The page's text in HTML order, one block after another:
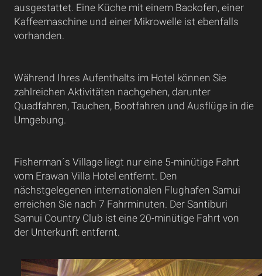
ausgestattet. Eine Küche mit einem Backofen, einer
Kaffeemaschine und einer Mikrowelle ist ebenfalls
vorhanden.
Während Ihres Aufenthalts im Hotel können Sie
zahlreichen Aktivitäten nachgehen, darunter
Quadfahren, Tauchen, Bootfahren und Ausflüge in die
Umgebung.
Fisherman´s Village liegt nur eine 5-minütige Fahrt
vom Erawan Villa Hotel entfernt. Den
nächstgelegenen internationalen Flughafen Samui
erreichen Sie nach 7 Fahrminuten. Der Santiburi
Samui Country Club ist eine 20-minütige Fahrt von
der Unterkunft entfernt.